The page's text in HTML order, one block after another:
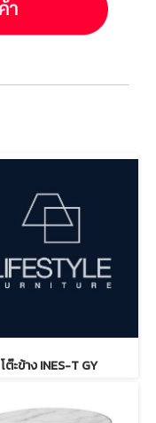
โต๊ะข้าง INES-T GY